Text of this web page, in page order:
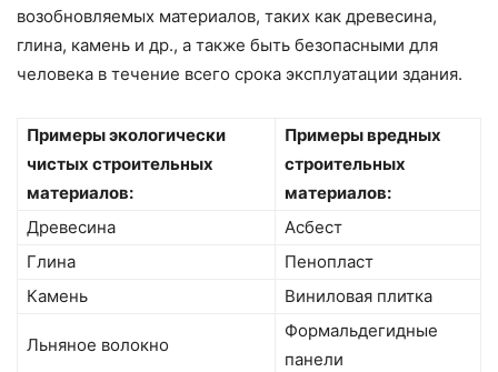
возобновляемых материалов, таких как древесина,
глина, камень и др., а также быть безопасными для
человека в течение всего срока эксплуатации здания.
Примеры экологически
чистых строительных
материалов:
Примеры вредных
строительных
материалов:
Древесина
Асбест
Глина
Пенопласт
Камень
Виниловая плитка
Льняное волокно
Формальдегидные
панели